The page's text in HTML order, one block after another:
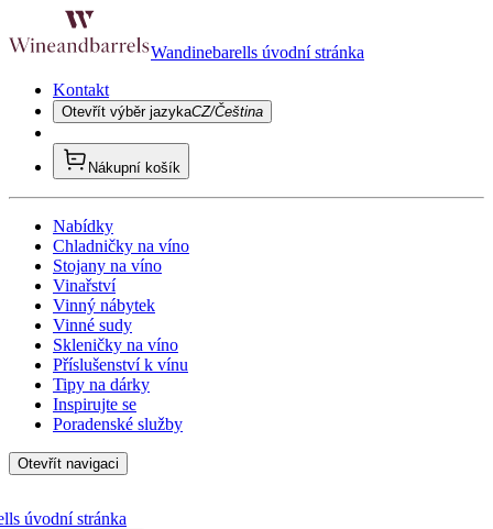
Wandinebarells úvodní stránka
Kontakt
Otevřít výběr jazykaCZ/Čeština
Nákupní košík
Nabídky
Chladničky na víno
Stojany na víno
Vinařství
Vinný nábytek
Vinné sudy
Skleničky na víno
Příslušenství k vínu
Tipy na dárky
Inspirujte se
Poradenské služby
Otevřít navigaci
úvodní stránka